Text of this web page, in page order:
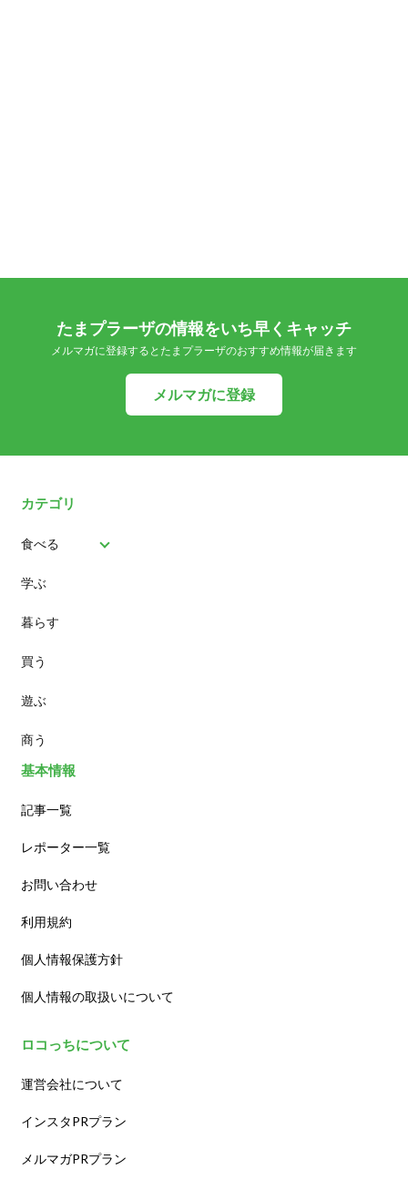
たまプラーザの情報をいち早くキャッチ
メルマガに登録するとたまプラーザのおすすめ情報が届きます
メルマガに登録
カテゴリ
食べる
パン
スイーツ
ランチ
カフェ
学ぶ
暮らす
買う
遊ぶ
商う
基本情報
記事一覧
レポーター一覧
お問い合わせ
利用規約
個人情報保護方針
個人情報の取扱いについて
ロコっちについて
運営会社について
インスタPRプラン
メルマガPRプラン